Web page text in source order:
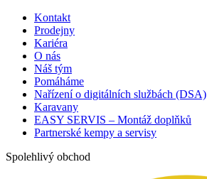
Kontakt
Prodejny
Kariéra
O nás
Náš tým
Pomáháme
Nařízení o digitálních službách (DSA)
Karavany
EASY SERVIS – Montáž doplňků
Partnerské kempy a servisy
Spolehlivý obchod